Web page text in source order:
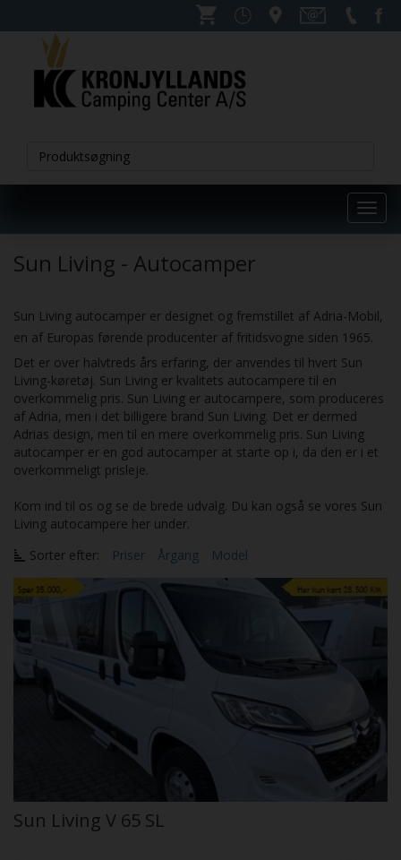
Sun Living - Autocamper
Sun Living autocamper er designet og fremstillet af Adria-Mobil,
en af Europas førende producenter af fritidsvogne siden 1965.
Det er over halvtreds års erfaring, der anvendes til hvert Sun
Living-køretøj. Sun Living er kvalitets autocampere til en
overkommelig pris. Sun Living er autocampere, som produceres
af Adria, men i det billigere brand Sun Living. Det er dermed
Adrias design, men til en mere overkommelig pris. Sun Living
autocamper er en god autocamper at starte op i, da den er i et
overkommeligt prisleje.
Kom ind til os og se de brede udvalg. Du kan også se vores Sun
Living autocampere her under.
Sorter efter:
Priser Årgang Model
Sun Living V 65 SL